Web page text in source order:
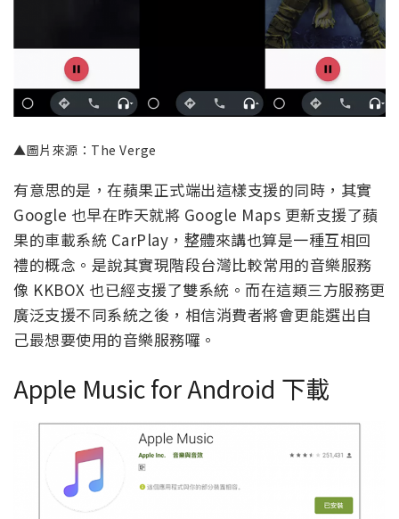
▲圖片來源：The Verge
有意思的是，在蘋果正式端出這樣支援的同時，其實
Google 也早在昨天就將 Google Maps 更新支援了蘋
果的車載系統 CarPlay，整體來講也算是一種互相回
禮的概念。是說其實現階段台灣比較常用的音樂服務
像 KKBOX 也已經支援了雙系統。而在這類三方服務更
廣泛支援不同系統之後，相信消費者將會更能選出自
己最想要使用的音樂服務囉。
Apple Music for Android 下載